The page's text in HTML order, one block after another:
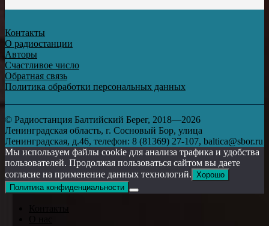
Контакты
О радиостанции
Авторы
Счастливое число
Обратная связь
Политика обработки персональных данных
© Радиостанция Балтийский Берег, 2018—2026
Ленинградская область, г. Сосновый Бор, улица
Ленинградская, д.46, телефон: 8 (81369) 27-107, baltica@sbor.ru
Мы используем файлы cookie для анализа трафика и удобства
пользователей. Продолжая пользоваться сайтом вы даете
согласие на применение данных технологий. Хорошо
Политика конфиденциальности